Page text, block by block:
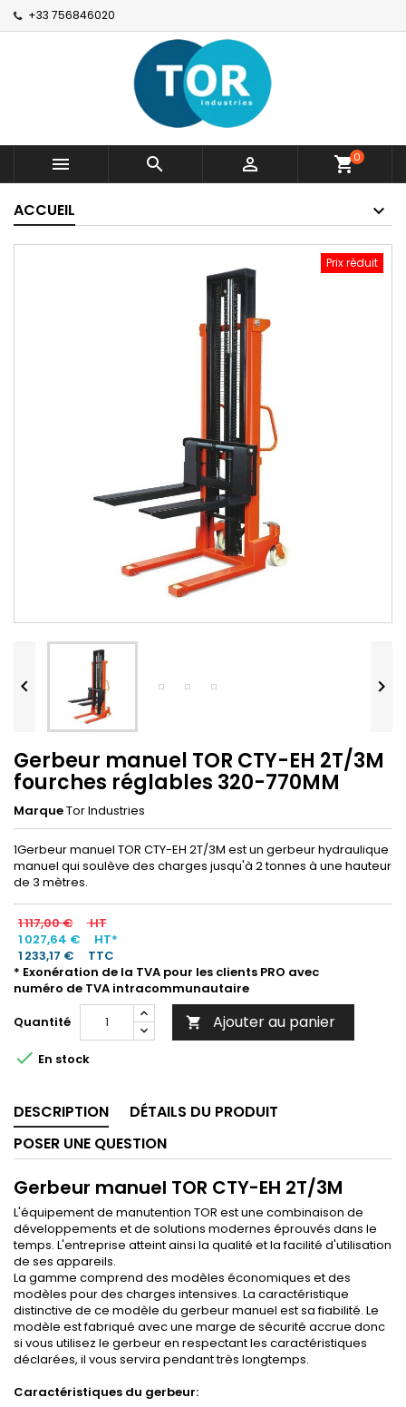
+33 756846020
   shopping_cart0
ACCUEIL
Prix réduit
 
Gerbeur manuel TOR CTY-EH 2T/3M
fourches réglables 320-770MM
MarqueTor Industries
1Gerbeur manuel TOR CTY-EH 2T/3M est un gerbeur hydraulique
manuel qui soulève des charges jusqu'à 2 tonnes à une hauteur
de 3 mètres.
1 117,00 €
HT
1 027,64 €
HT*
1 233,17 €
TTC
* Exonération de la TVA pour les clients PRO avec
numéro de TVA intracommunautaire
Quantité
 Ajouter au panier
 En stock
DESCRIPTION
DÉTAILS DU PRODUIT
POSER UNE QUESTION
Gerbeur manuel TOR CTY-EH 2T/3M
L'équipement de manutention TOR est une combinaison de
développements et de solutions modernes éprouvés dans le
temps. L'entreprise atteint ainsi la qualité et la facilité d'utilisation
de ses appareils.
La gamme comprend des modèles économiques et des
modèles pour des charges intensives. La caractéristique
distinctive de ce modèle du gerbeur manuel est sa fiabilité. Le
modèle est fabriqué avec une marge de sécurité accrue donc
si vous utilisez le gerbeur en respectant les caractéristiques
déclarées, il vous servira pendant très longtemps.
Caractéristiques du gerbeur: